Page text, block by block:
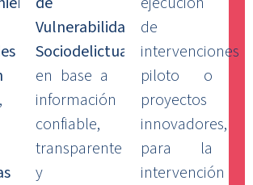
,
Vulnerabilidad
Sociodelictual
que,
en base a
información
confiable,
transparente
y
de
intervenciones
piloto o
proyectos
innovadores,
para la
intervención